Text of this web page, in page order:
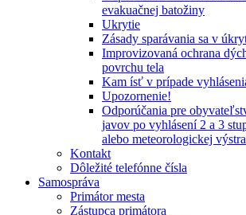
evakuačnej batožiny
Ukrytie
Zásady sparávania sa v
Improvizovaná ochrana
povrchu tela
Kam ísť v prípade
Upozornenie!
Odporúčania pre
javov po vyhlásení 2 a 3
alebo meteorologickej
Kontakt
Dôležité telefónne čísla
Samospráva
Primátor mesta
Zástupca primátora